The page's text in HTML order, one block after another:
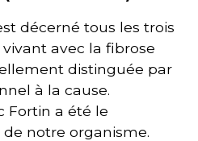
décerné tous les trois
avec la fibrose
distinguée par
à la cause.
Fortin a été le
notre organisme.